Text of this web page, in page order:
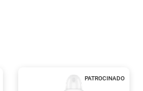
PATROCINADO